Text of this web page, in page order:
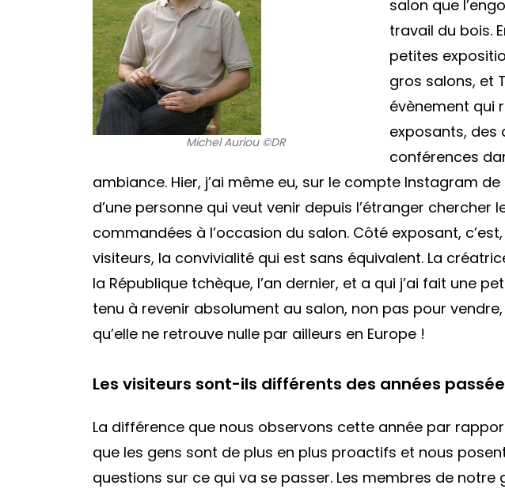
Michel Auriou ©DR
salon que
travail du bois.
petites
gros salons, et
évènement qui
exposants, des
conférences
ambiance. Hier, j’ai même eu, sur le compte Instagram
d’une personne qui veut venir depuis l’étranger chercher
commandées à l’occasion du salon. Côté exposant,
visiteurs, la convivialité qui est sans équivalent. La
la République tchèque, l’an dernier, et a qui j’ai fait une
tenu à revenir absolument au salon, non pas pour
qu’elle ne retrouve nulle par ailleurs en Europe !
Les visiteurs sont-ils différents des années
La différence que nous observons cette année par
que les gens sont de plus en plus proactifs et nous
questions sur ce qui va se passer. Les membres de notre